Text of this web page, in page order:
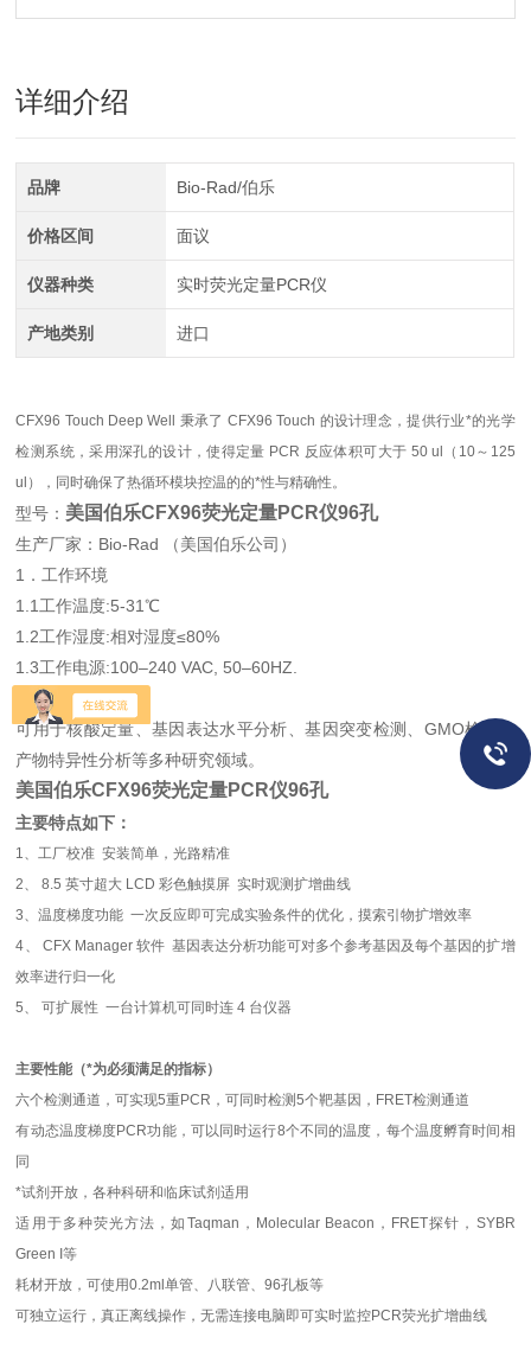
详细介绍
品牌 Bio-Rad/伯乐
价格区间 面议
仪器种类 实时荧光定量PCR仪
产地类别 进口
CFX96 Touch Deep Well 秉承了 CFX96 Touch 的设计理念，提供行业*的光学
检测系统，采用深孔的设计，使得定量 PCR 反应体积可大于 50 ul（10～125
ul），同时确保了热循环模块控温的的*性与精确性。
型号： 美国伯乐CFX96荧光定量PCR仪96孔
生产厂家：Bio-Rad （美国伯乐公司）
1．工作环境
1.1工作温度:5-31℃
1.2工作湿度:相对湿度≤80%
1.3工作电源:100–240 VAC, 50–60HZ.
2．功能
可用于核酸定量、基因表达水平分析、基因突变检测、GMO检测及
产物特异性分析等多种研究领域。
美国伯乐CFX96荧光定量PCR仪96孔
主要特点如下：
1、工厂校准 安装简单，光路精准
2、 8.5 英寸超大 LCD 彩色触摸屏 实时观测扩增曲线
3、温度梯度功能 一次反应即可完成实验条件的优化，摸索引物扩增效率
4、 CFX Manager 软件 基因表达分析功能可对多个参考基因及每个基因的扩增
效率进行归一化
5、 可扩展性 一台计算机可同时连 4 台仪器
主要性能（*为必须满足的指标）
六个检测通道，可实现5重PCR ，可同时检测5个靶基因， FRET检测通道
有动态温度梯度PCR功能，可以同时运行8个不同的温度，每个温度孵育时间相
同
*试剂开放，各种科研和临床试剂适用
适用于多种荧光方法，如 Taqman ， Molecular Beacon ， FRET探针， SYBR
Green I等
耗材开放，可使用0.2ml单管、八联管、96孔板等
可独立运行，真正离线操作，无需连接电脑即可实时监控PCR荧光扩增曲线